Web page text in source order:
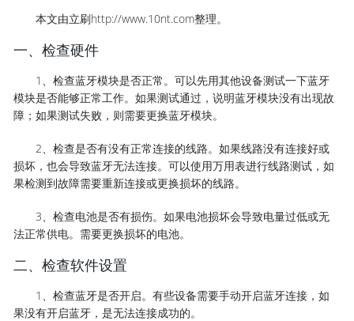
本文由立刷http://www.10nt.com整理。
一、检查硬件
1、检查蓝牙模块是否正常。可以先用其他设备测试一下蓝牙
模块是否能够正常工作。如果测试通过，说明蓝牙模块没有出现故
障；如果测试失败，则需要更换蓝牙模块。
2、检查是否有没有正常连接的线路。如果线路没有连接好或
损坏，也会导致蓝牙无法连接。可以使用万用表进行线路测试，如
果检测到故障需要重新连接或更换损坏的线路。
3、检查电池是否有损伤。如果电池损坏会导致电量过低或无
法正常供电。需要更换损坏的电池。
二、检查软件设置
1、检查蓝牙是否开启。有些设备需要手动开启蓝牙连接，如
果没有开启蓝牙，是无法连接成功的。